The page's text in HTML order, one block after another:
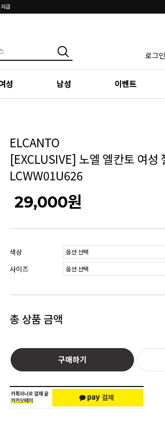
로그인
성 남성 이벤트
ELCANTO
[EXCLUSIVE] 노엘 엘칸토 여성
LCWW01U626
29,000원
색상
사이즈
총 상품 금액
구매하기